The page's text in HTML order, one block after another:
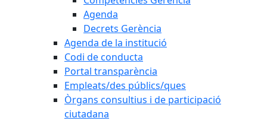
Agenda
Decrets Gerència
Agenda de la institució
Codi de conducta
Portal transparència
Empleats/des públics/ques
Òrgans consultius i de participació
ciutadana